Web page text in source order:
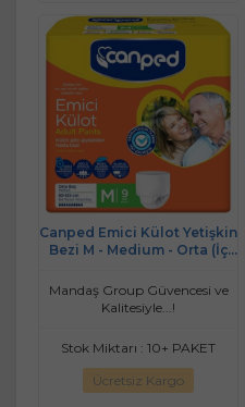
Canped Emici Külot Yetişkin
Bezi M - Medium - Orta (İç
Mandaş Group Güvencesi ve
Kalitesiyle...!
Stok Miktarı : 10+ PAKET
Ücretsiz Kargo